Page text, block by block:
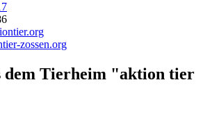
zossen.org
dem Tierheim "aktion tier